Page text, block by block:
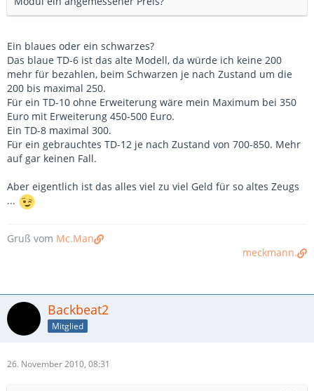
Ein blaues oder ein schwarzes?
Das blaue TD-6 ist das alte Modell, da würde ich keine 200
mehr für bezahlen, beim Schwarzen je nach Zustand um die
200 bis maximal 250.
Für ein TD-10 ohne Erweiterung wäre mein Maximum bei 350
Euro mit Erweiterung 450-500 Euro.
Ein TD-8 maximal 300.
Für ein gebrauchtes TD-12 je nach Zustand von 700-850. Mehr
auf gar keinen Fall.
Aber eigentlich ist das alles viel zu viel Geld für so altes Zeugs
...
Gruß vom Mc.Man
meckmann.
Backbeat2
Mitglied
26. November 2010, 08:31